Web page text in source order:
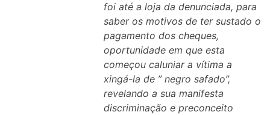
foi até a loja da denunciada, para
saber os motivos de ter sustado o
pagamento dos cheques,
oportunidade em que esta
começou caluniar a vítima a
xingá-la de ” negro safado”,
revelando a sua manifesta
discriminação e preconceito